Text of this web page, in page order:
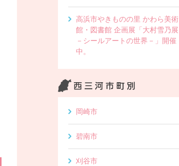
高浜市やきものの里 かわら美術
館・図書館 企画展「大村雪乃展
－シールアートの世界－」開催
中。
岡崎市
碧南市
刈谷市